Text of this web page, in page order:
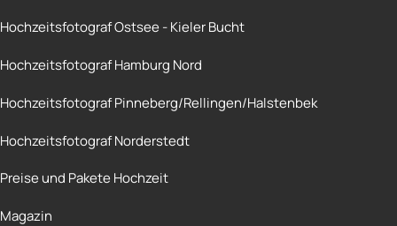
Hochzeitsfotograf Ostsee - Kieler Bucht
Hochzeitsfotograf Hamburg Nord
Hochzeitsfotograf Pinneberg/Rellingen/Halstenbek
Hochzeitsfotograf Norderstedt
Preise und Pakete Hochzeit
Magazin